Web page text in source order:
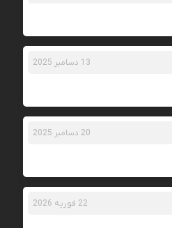
13 دسامبر 2025
20 دسامبر 2025
22 فوریه 2026